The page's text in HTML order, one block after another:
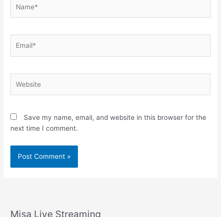
Save my name, email, and website in this browser for the
next time I comment.
Misa Live Streaming